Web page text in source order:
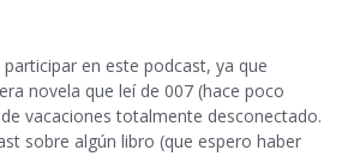
en este podcast, ya que
novela que leí de 007 (hace poco
vacaciones totalmente desconectado.
sobre algún libro (que espero haber